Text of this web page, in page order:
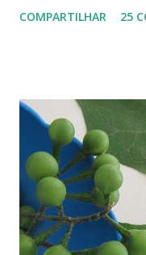
por tons mesclados de
jóias preciosas, estão
remetem a alegres
guardados em carteiras,
dizem, é um sinal de boa
Quer um Natal bem
COMPARTILHAR 25